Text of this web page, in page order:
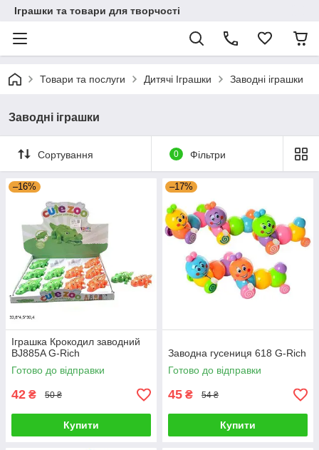
Іграшки та товари для творчості
Товари та послуги Дитячі Іграшки Заводні іграшки
Заводні іграшки
Сортування 0 Фільтри
–16%
Іграшка Крокодил заводний
BJ885A G-Rich
Готово до відправки
42 ₴ 50 ₴
Купити
–17%
Заводна гусениця 618 G-Rich
Готово до відправки
45 ₴ 54 ₴
Купити